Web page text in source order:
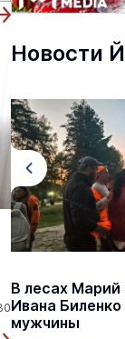
Алексей
лёгких
Культура
Новости
В лесах Марий
Ивана
мужчины